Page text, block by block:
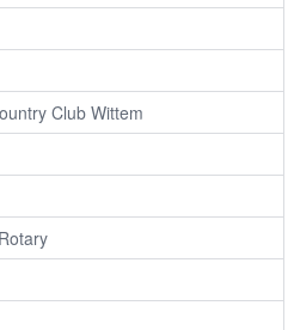
Club Wittem